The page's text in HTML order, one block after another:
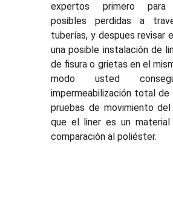
expertos primero para
posibles perdidas a
tuberías, y despues revisar
una posible instalación de
de fisura o grietas en el
modo usted
impermeabilización total de
pruebas de movimiento
que el liner es un
comparación al poliéster.